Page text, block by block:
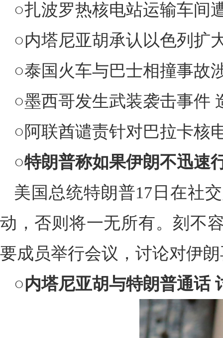
○扎波罗热核电站运输车间
○内塔尼亚胡承认以色列扩
○泰国火车与巴士相撞事故
○墨西哥发生武装袭击事件
○阿联酋谴责针对巴拉卡核
○特朗普称如果伊朗不迅速
美国总统特朗普17日在社
动，否则将一无所有。刻不
要成员举行会议，讨论对伊
○内塔尼亚胡与特朗普通话